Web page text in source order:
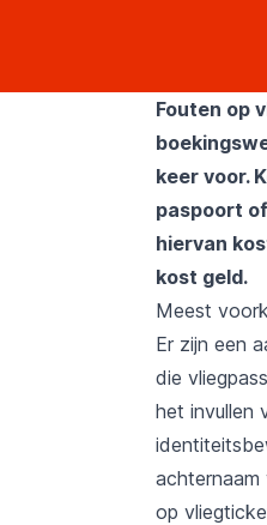
Fouten op
keer voor.
paspoort
hiervan
kost geld.
Meest
Er zijn een
die
het invullen
op